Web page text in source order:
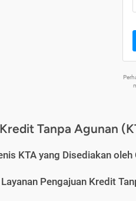
Tanpa Agunan
KTA yang Disediakan oleh
Pengajuan Kredit